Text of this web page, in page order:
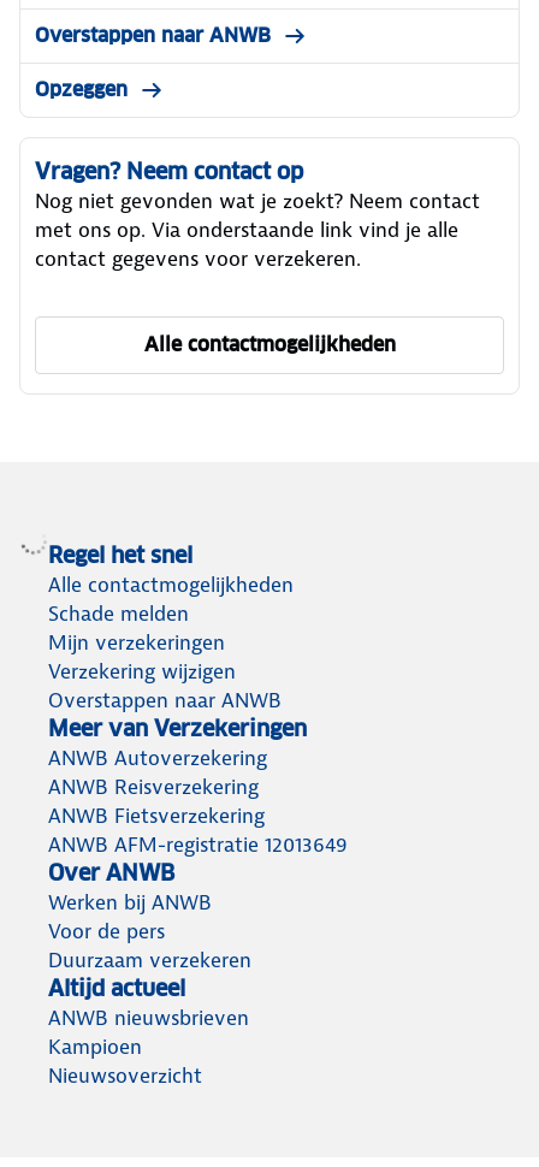
Overstappen naar ANWB
Opzeggen
Vragen? Neem contact op
Nog niet gevonden wat je zoekt? Neem contact
met ons op. Via onderstaande link vind je alle
contact gegevens voor verzekeren.
Alle contactmogelijkheden
om ANWB Verzekeren te
Regel het snel
Alle contactmogelijkheden
Schade melden
Mijn verzekeringen
Verzekering wijzigen
Overstappen naar ANWB
Meer van Verzekeringen
ANWB Autoverzekering
ANWB Reisverzekering
ANWB Fietsverzekering
ANWB AFM-registratie 12013649
Over ANWB
Werken bij ANWB
Voor de pers
Duurzaam verzekeren
Altijd actueel
ANWB nieuwsbrieven
Kampioen
Nieuwsoverzicht